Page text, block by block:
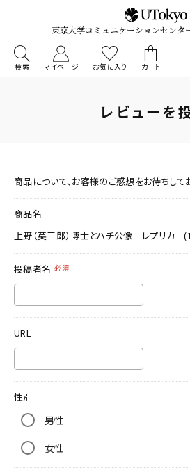
東京大学コミュニケーションセンタ
検索 マイページ お気に入り カート
レビューを
商品について、お客様のご感想をお待ちして
商品名
上野（英三郎）博士とハチ公像 レプリカ
投稿者名 必須
URL
性別
男性
女性